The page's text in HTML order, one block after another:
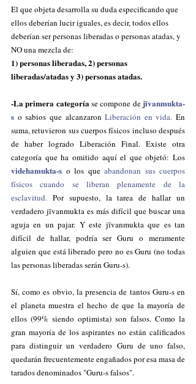
El que objeta desarrolla su duda especificando que
ellos deberían lucir iguales, es decir, todos ellos
deberían ser personas liberadas o personas atadas, y
NO una mezcla de:
1) personas liberadas, 2) personas
liberadas/atadas y 3) personas atadas.
-La primera categoría se compone de jīvanmukta-
s o sabios que alcanzaron Liberación en vida. En
suma, retuvieron sus cuerpos físicos incluso después
de haber logrado Liberación Final. Existe otra
videhamukta-s o los que abandonan sus cuerpos
físicos cuando se liberan plenamente de la
esclavitud. Por supuesto, la tarea de hallar un
verdadero jīvanmukta es más difícil que buscar una
aguja en un pajar. Y este jīvanmukta que es tan
difícil de hallar, podría ser Guru o meramente
alguien que está liberado pero no es Guru (no todas
las personas liberadas serán Guru-s).
Sí, como es obvio, la presencia de tantos Guru-s en
el planeta muestra el hecho de que la mayoría de
ellos (99% siendo optimista) son falsos. Como la
gran mayoría de los aspirantes no están calificados
para distinguir un verdadero Guru de uno falso,
quedarán frecuentemente engañados por esa masa de
tarados denominados "Guru-s falsos".